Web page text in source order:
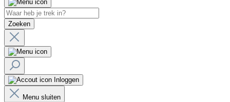
Zoeken
Inloggen
Menu sluiten